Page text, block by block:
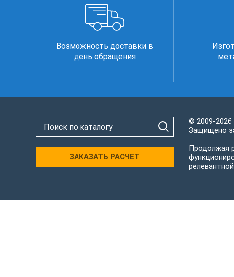
Возможность доставки в
день обращения
ЗАКАЗАТЬ РАСЧЕТ
© 2009-2026
Защищено
Продолжая